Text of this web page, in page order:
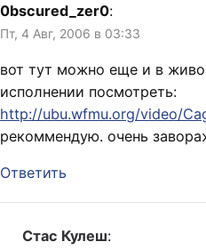
0bscured_zer0:
Пт, 4 Авг, 2006 в 03:33
вот тут можно еще и в
исполнении посмотреть:
http://ubu.wfmu.org/video/
рекоммендую. очень
Ответить
Стас Кулеш: